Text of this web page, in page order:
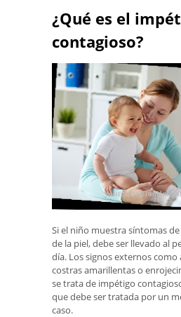
¿Qué es el
contagioso?
Si el niño muestra síntomas
de la piel, debe ser llevado al
día. Los signos externos como
costras amarillentas o
se trata de impétigo
que debe ser tratada por un
caso.